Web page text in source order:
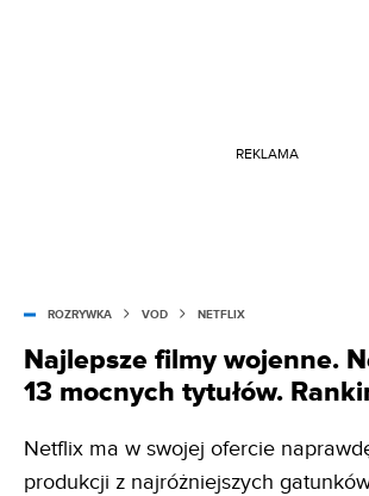
REKLAMA
ROZRYWKA VOD NETFLIX
Najlepsze filmy wojenne.
13 mocnych tytułów.
Netflix ma w swojej ofercie
produkcji z najróżniejszych